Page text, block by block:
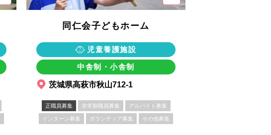
同仁会子どもホーム
児童養護施設
中舎制・小舎制
茨城県高萩市秋山712-1
正職員募集 非常勤職員募集 アルバイト募集
インターン募集 ボランティア募集 その他募集